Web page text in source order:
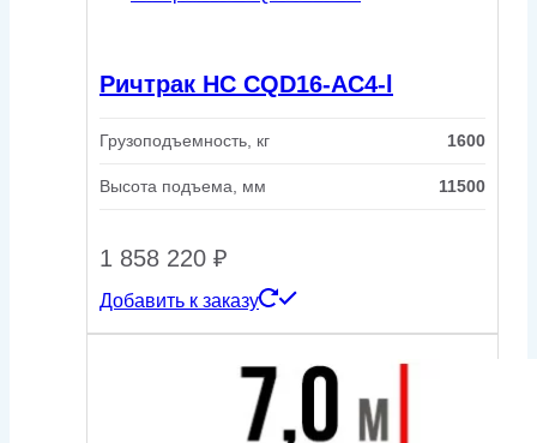
Ричтрак HC CQD16-AC4-l
Грузоподъемность, кг 1600
Высота подъема, мм 11500
1 858 220 ₽
Добавить к заказу